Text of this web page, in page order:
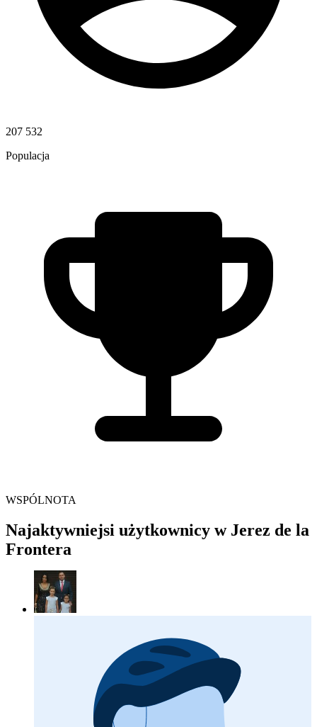
207 532
Populacja
WSPÓLNOTA
Najaktywniejsi użytkownicy w Jerez de la
Frontera